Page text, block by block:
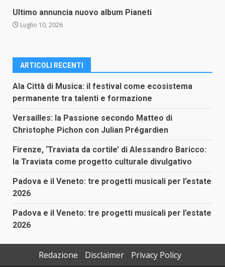
Ultimo annuncia nuovo album Pianeti
Luglio 10, 2026
ARTICOLI RECENTI
Ala Città di Musica: il festival come ecosistema
permanente tra talenti e formazione
Versailles: la Passione secondo Matteo di
Christophe Pichon con Julian Prégardien
Firenze, ‘Traviata da cortile’ di Alessandro Baricco:
la Traviata come progetto culturale divulgativo
Padova e il Veneto: tre progetti musicali per l’estate
2026
Padova e il Veneto: tre progetti musicali per l’estate
2026
Redazione Disclaimer Privacy Policy